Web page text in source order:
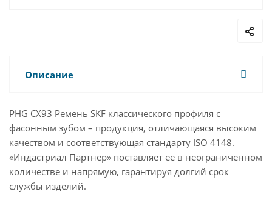
Описание
PHG CX93 Ремень SKF классического профиля с
фасонным зубом – продукция, отличающаяся высоким
качеством и соответствующая стандарту ISO 4148.
«Индастриал Партнер» поставляет ее в неограниченном
количестве и напрямую, гарантируя долгий срок
службы изделий.